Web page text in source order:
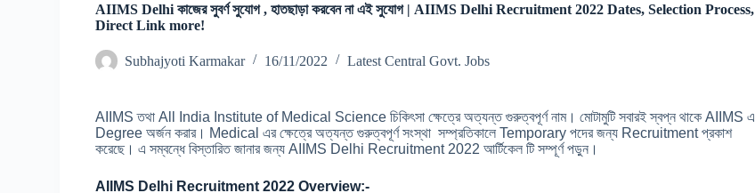
AIIMS Delhi কাজের সুবর্ণ সুযোগ , হাতছাড়া করবেন না এই সুযোগ | AIIMS Delhi Recruitment 2022 Dates, Selection Process,
Direct Link more!
Subhajyoti Karmakar 16/11/2022 Latest Central Govt. Jobs
AIIMS তথা All India Institute of Medical Science চিকিৎসা ক্ষেত্রে অত্যন্ত গুরুত্বপূর্ণ নাম। মোটামুটি সবারই স্বপ্ন থাকে AIIMS এ
Degree অর্জন করার। Medical এর ক্ষেত্রে অত্যন্ত গুরুত্বপূর্ণ সংস্থা সম্প্রতিকালে Temporary পদের জন্য Recruitment প্রকাশ
করেছে। এ সম্বন্ধে বিস্তারিত জানার জন্য AIIMS Delhi Recruitment 2022 আর্টিকেল টি সম্পূর্ণ পড়ুন।
AIIMS Delhi Recruitment 2022 Overview:-